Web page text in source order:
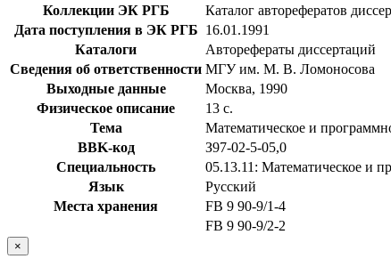
Коллекции ЭК РГБ
Каталог авторефератов
Дата поступления в ЭК РГБ 16.01.1991
Каталоги
Авторефераты диссертаций
Сведения об ответственности МГУ им. М. В. Ломоносова
Выходные данные
Москва, 1990
Физическое описание
13 с.
Тема
Математическое и
BBK-код
З97-02-5-05,0
Специальность
05.13.11: Математическое и
Язык
Русский
Места хранения
FB 9 90-9/1-4
FB 9 90-9/2-2
×